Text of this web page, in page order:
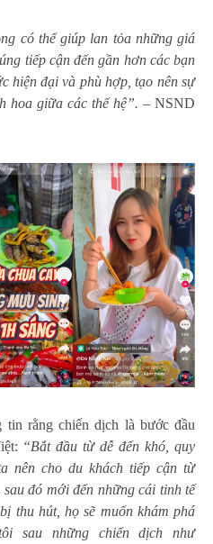
có thể giúp lan tỏa những giá
tiếp cận đến gần hơn các bạn
hiện đại và phù hợp, tạo nên sự
hoa giữa các thế hệ”. – NSND
rằng chiến dịch là bước đầu
“Bắt đầu từ dễ đến khó, quy
nên cho du khách tiếp cận từ
đó mới đến những cái tinh tế
thu hút, họ sẽ muốn khám phá
sau những chiến dịch như